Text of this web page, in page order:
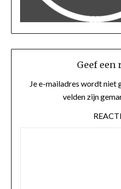
Geef een
Je e-mailadres wordt niet
velden zijn